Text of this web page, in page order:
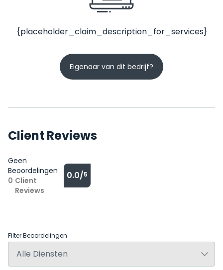
{placeholder_claim_description_for_services}
Eigenaar van dit bedrijf?
Client Reviews
Geen
Beoordelingen
0 Client
Reviews
0.0/5
Filter Beoordelingen